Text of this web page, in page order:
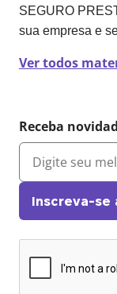
SEGURO
sua empresa e
Ver todos
Receba
Inscreva-se